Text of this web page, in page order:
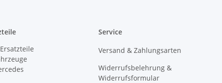
Service
Versand & Zahlungsarten
Widerrufsbelehrung &
Widerrufsformular